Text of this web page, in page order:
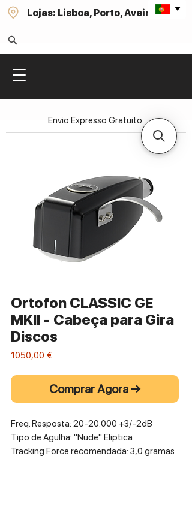
Lojas: Lisboa, Porto, Aveiro
Ortofon CLASSIC GE
MKII - Cabeça para Gira
Discos
1050,00 €
Comprar Agora →
Freq. Resposta: 20-20.000 +3/-2dB
Tipo de Agulha: "Nude" Eliptica
Tracking Force recomendada: 3,0 gramas
Envio Expresso Gratuito